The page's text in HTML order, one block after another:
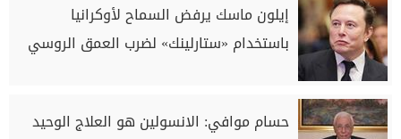
إيلون ماسك يرفض السماح لأوكرانيا
باستخدام «ستارلينك» لضرب العمق الروسي
حسام موافي: الانسولين هو العلاج الوحيد